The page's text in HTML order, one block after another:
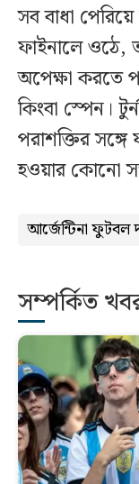
সব বাধা
ফাইনালে ওঠে,
অপেক্ষা করতে
কিংবা স্পেন।
পরাশক্তির
হওয়ার কোনো
আর্জেন্টিনা ফুটবল
সম্পর্কিত